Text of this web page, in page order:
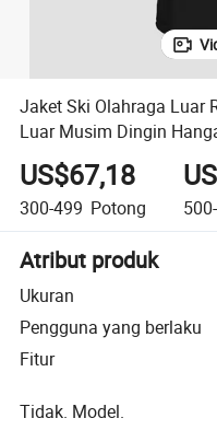
Jaket Ski Olahraga Luar
Luar Musim Dingin
US$67,18
300-499 Potong
Atribut produk
Ukuran
Pengguna yang berlaku
Fitur
Tidak. Model.